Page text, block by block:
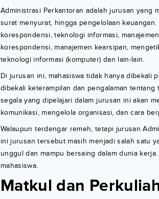
Administrasi Perkantoran adalah jurusan yang
surat menyurat, hingga pengelolaan
korespondensi, teknologi informasi,
korespondensi, manajemen kearsipan,
teknologi informasi (komputer) dan lain-lain.
Di jurusan ini, mahasiswa tidak hanya dibekali
dibekali keterampilan dan pengalaman
segala yang dipelajari dalam jurusan ini akan
komunikasi, mengelola organisasi, dan cara
Walaupun terdengar remeh, tetapi jurusan
ini jurusan tersebut masih menjadi salah satu
unggul dan mampu bersaing dalam dunia
mahasiswa.
Matkul dan